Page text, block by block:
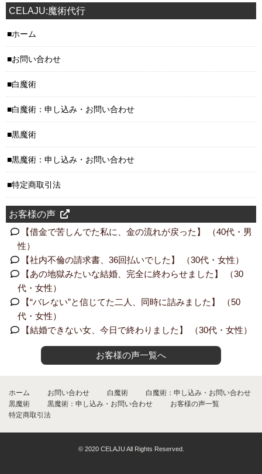
CELAJU:魔術代行
ホーム
お問い合わせ
白魔術
白魔術：申し込み・お問い合わせ
黒魔術
黒魔術：申し込み・お問い合わせ
特定商取引法
お客様の声
【借金で苦しんでた私に、金の流れが戻った】 （40代・男
性）
【社内不倫の請求書、36回払いでした】 （30代・女性）
【あの地獄みたいな結婚、完全に終わらせました】 （30
代・女性）
【“バレない”と信じてた二人、同時に詰みました】 （50
代・女性）
【結婚できない女、今日で終わりました】 （30代・女性）
お客様の声一覧へ
ホーム お問い合わせ 白魔術
白魔術：申し込み・お問い合わせ
黒魔術
黒魔術：申し込み・お問い合わせ
お客様の声一覧
特定商取引法
© 2020 CELAJU All Rights Reserved.